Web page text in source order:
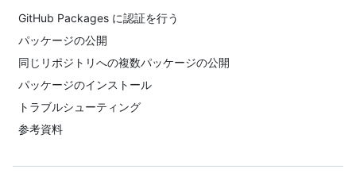
GitHub Packages に認証を行う
パッケージの公開
同じリポジトリへの複数パッケージの公開
パッケージのインストール
トラブルシューティング
参考資料